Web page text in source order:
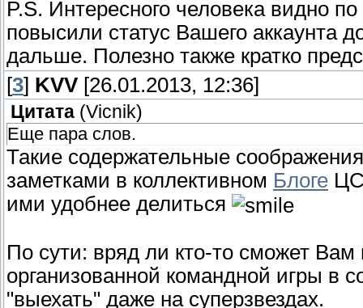
P.S. Интересного человека видно
повысили статус Вашего аккаунта
дальше. Полезно также кратко
[3] KVV [26.01.2013, 12:36]
Цитата (Vicnik)
Еще пара слов.
Такие содержательные
заметками в коллективном Блоге
ими удобнее делиться
По сути: вряд ли кто-то сможет Вам
организованной командной игры в
"выехать" даже на суперзвездах.